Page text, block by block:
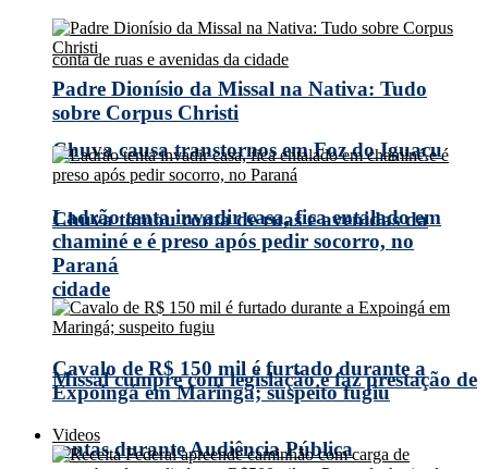
Chuva causa transtornos em Foz do Iguaçu
Chuva tomou conta de ruas e avenidas da
cidade
Missal cumpre com legislação e faz prestação de
contas durante Audiência Pública
Padre Dionísio da Missal na Nativa: Tudo
sobre Corpus Christi
Ladrão tenta invadir casa, fica entalado em
chaminé e é preso após pedir socorro, no
Paraná
Cavalo de R$ 150 mil é furtado durante a
Expoingá em Maringá; suspeito fugiu
Videos